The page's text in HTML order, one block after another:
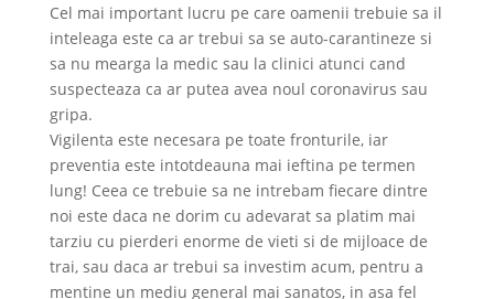
Cel mai important lucru pe care oamenii trebuie sa il
inteleaga este ca ar trebui sa se auto-carantineze si
sa nu mearga la medic sau la clinici atunci cand
suspecteaza ca ar putea avea noul coronavirus sau
gripa.
Vigilenta este necesara pe toate fronturile, iar
preventia este intotdeauna mai ieftina pe termen
lung! Ceea ce trebuie sa ne intrebam fiecare dintre
noi este daca ne dorim cu adevarat sa platim mai
tarziu cu pierderi enorme de vieti si de mijloace de
trai, sau daca ar trebui sa investim acum, pentru a
mentine un mediu general mai sanatos, in asa fel